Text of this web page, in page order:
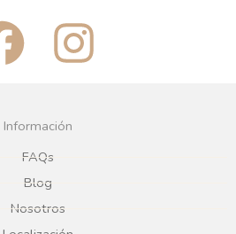
F
a
c
e
b
I
n
Información
FAQs
Blog
Nosotros